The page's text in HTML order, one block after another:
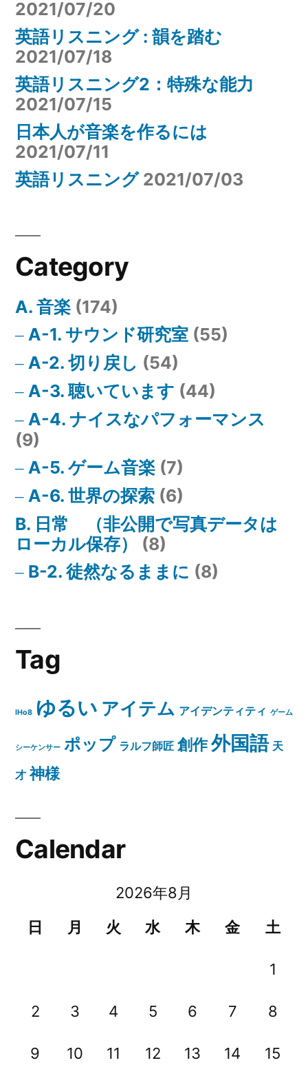
2021/07/20
英語リスニング : 韻を踏む
2021/07/18
英語リスニング2：特殊な能力
2021/07/15
日本人が音楽を作るには
2021/07/11
英語リスニング 2021/07/03
Category
A. 音楽 (174)
A-1. サウンド研究室 (55)
A-2. 切り戻し (54)
A-3. 聴いています (44)
A-4. ナイスなパフォーマンス
(9)
A-5. ゲーム音楽 (7)
A-6. 世界の探索 (6)
B. 日常 （非公開で写真データは
ローカル保存）
(8)
B-2. 徒然なるままに (8)
Tag
IHo8 ゆるい アイテム アイデンティティ ゲーム
シーケンサー ポップ ラルフ師匠 創作外国語 天
才 神様
Calendar
2026年8月
日
月 火 水 木 金 土
1
2 3 4 5 6 7 8
9 10 11 12 13 14 15